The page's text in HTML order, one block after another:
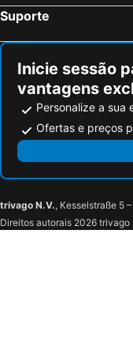
Suporte
Inicie sessão
vantagens
Personalize a sua
Ofertas e preços
trivago N.V., Kesselstraße 5
Direitos autorais 2026 trivago